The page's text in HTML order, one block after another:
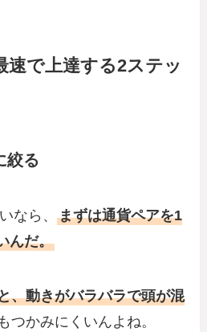
速で上達する2ステッ
絞る
なら、まずは通貨ペアを1
んだ。
、動きがバラバラで頭が混
つかみにくいんよね。